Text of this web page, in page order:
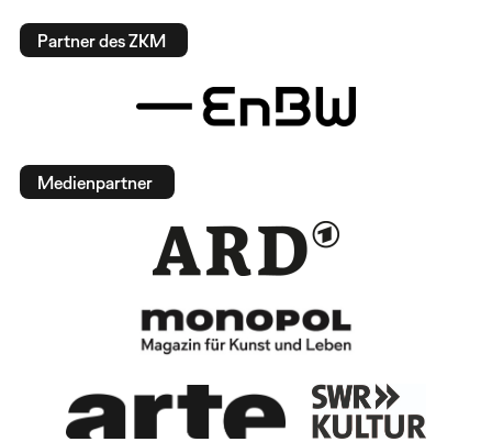
Partner des ZKM
Medienpartner